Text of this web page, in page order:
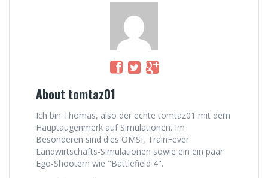
About tomtaz01
Ich bin Thomas, also der echte tomtaz01 mit dem
Hauptaugenmerk auf Simulationen. Im
Besonderen sind dies OMSI, TrainFever
Landwirtschafts-Simulationen sowie ein ein paar
Ego-Shootern wie "Battlefield 4".